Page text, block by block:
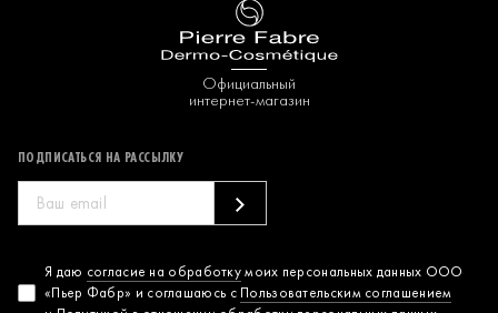
ПОДПИСАТЬСЯ НА РАССЫЛКУ
Согласие на
обработку
Я даю согласие на обработкумоих персональных данных ООО
«Пьер Фабр» и соглашаюсь с Пользовательским соглашением
Официальный
интернет-магазин